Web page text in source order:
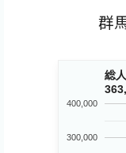
群
総
300,000
400,000